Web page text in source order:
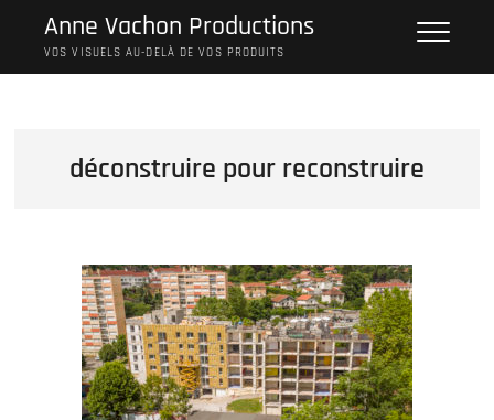
content
Anne Vachon Productions
VOS VISUELS AU-DELÀ DE VOS PRODUITS
déconstruire pour reconstruire